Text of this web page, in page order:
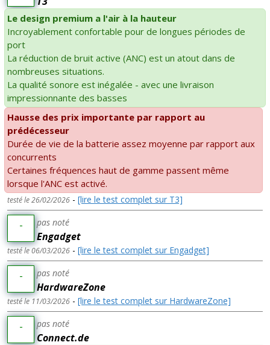
Le design premium a l'air à la hauteur
Incroyablement confortable pour de longues périodes de
port
La réduction de bruit active (ANC) est un atout dans de
nombreuses situations.
La qualité sonore est inégalée - avec une livraison
impressionnante des basses
Hausse des prix importante par rapport au
prédécesseur
Durée de vie de la batterie assez moyenne par rapport aux
concurrents
Certaines fréquences haut de gamme passent même
lorsque l'ANC est activé.
testé le 26/02/2026 - [lire le test complet sur T3]
- pas noté
Engadget
testé le 06/03/2026 - [lire le test complet sur Engadget]
- pas noté
HardwareZone
testé le 11/03/2026 - [lire le test complet sur HardwareZone]
- pas noté
Connect.de